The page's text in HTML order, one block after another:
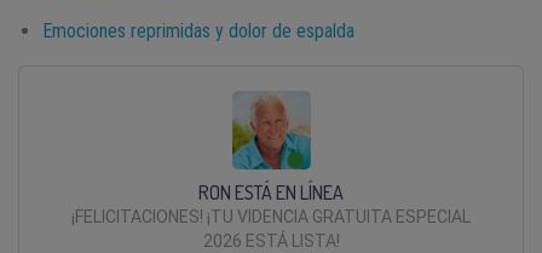
Emociones reprimidas y dolor de espalda
RON ESTÁ EN LÍNEA
¡FELICITACIONES! ¡TU VIDENCIA GRATUITA ESPECIAL
2026 ESTÁ LISTA!